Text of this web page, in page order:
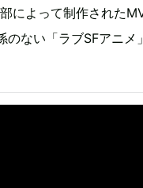
によって制作された
のない「ラブSFアニメ